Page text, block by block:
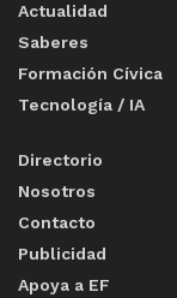
Actualidad
Saberes
Formación Cívica
Tecnología / IA
Directorio
Nosotros
Contacto
Publicidad
Apoya a EF